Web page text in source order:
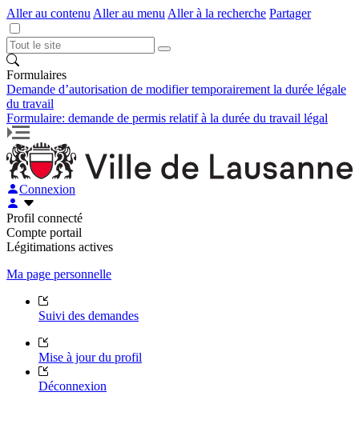
Aller au contenu Aller au menu Aller à la recherche Partager
Formulaires
Demande d’autorisation de modifier temporairement la durée légale
du travail
Formulaire: demande de permis relatif à la durée du travail légal
Connexion
Profil connecté
Compte portail
Légitimations actives
Ma page personnelle
Suivi des demandes
Mise à jour du profil
Déconnexion